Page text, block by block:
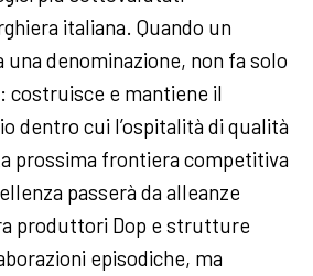
italiana. Quando un
una denominazione, non fa solo
costruisce e mantiene il
dentro cui l’ospitalità di qualità
prossima frontiera competitiva
passerà da alleanze
produttori Dop e strutture
episodiche, ma